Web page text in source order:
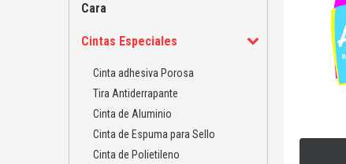
Cara
Cintas Especiales
Cinta adhesiva Porosa
Tira Antiderrapante
Cinta de Aluminio
Cinta de Espuma para Sello
Cinta de Polietileno